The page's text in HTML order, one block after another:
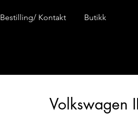
Bestilling/ Kontakt Butikk
Volkswagen